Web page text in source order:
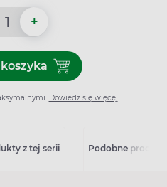
+
Dodaj do koszyka Vichy
Dowiedz się więcej
z tej serii Podobne